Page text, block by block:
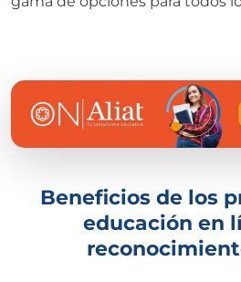
Beneficios de los
educación en